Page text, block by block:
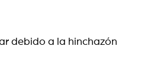
debido a la hinchazón